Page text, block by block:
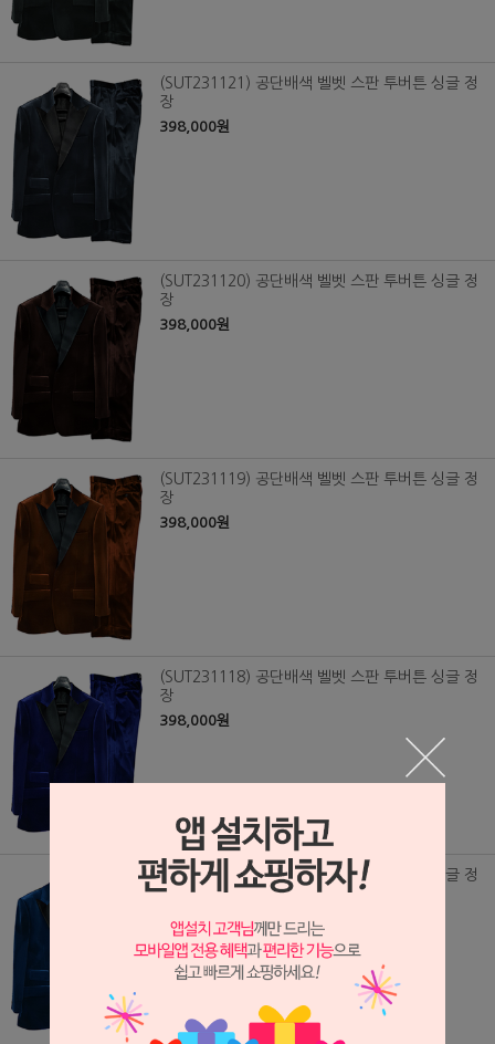
(SUT231121) 공단배색 벨벳 스판 투버튼 싱글 정
장
398,000원
(SUT231120) 공단배색 벨벳 스판 투버튼 싱글 정
장
398,000원
(SUT231119) 공단배색 벨벳 스판 투버튼 싱글 정
장
398,000원
(SUT231118) 공단배색 벨벳 스판 투버튼 싱글 정
장
398,000원
(SUT231117) 공단배색 벨벳 스판 투버튼 싱글 정
장
398,000원